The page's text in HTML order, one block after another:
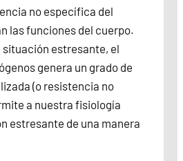
no específica del
las funciones del cuerpo.
situación estresante, el
genera un grado de
(o resistencia no
a nuestra fisiología
estresante de una manera